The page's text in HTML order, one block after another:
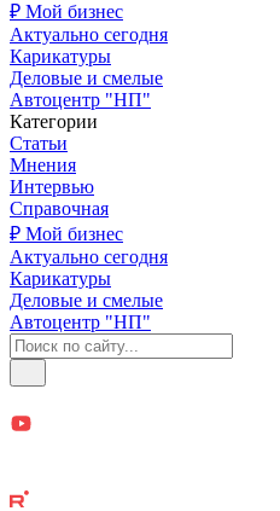
₽ Мой бизнес
Актуально сегодня
Карикатуры
Деловые и смелые
Автоцентр "НП"
Категории
Статьи
Мнения
Интервью
Справочная
₽ Мой бизнес
Актуально сегодня
Карикатуры
Деловые и смелые
Автоцентр "НП"